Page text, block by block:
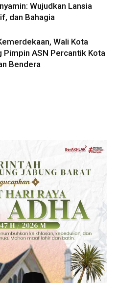
Wujudkan Lansia
dan Bahagia
Wali Kota
Pimpin ASN Percantik Kota
Bendera